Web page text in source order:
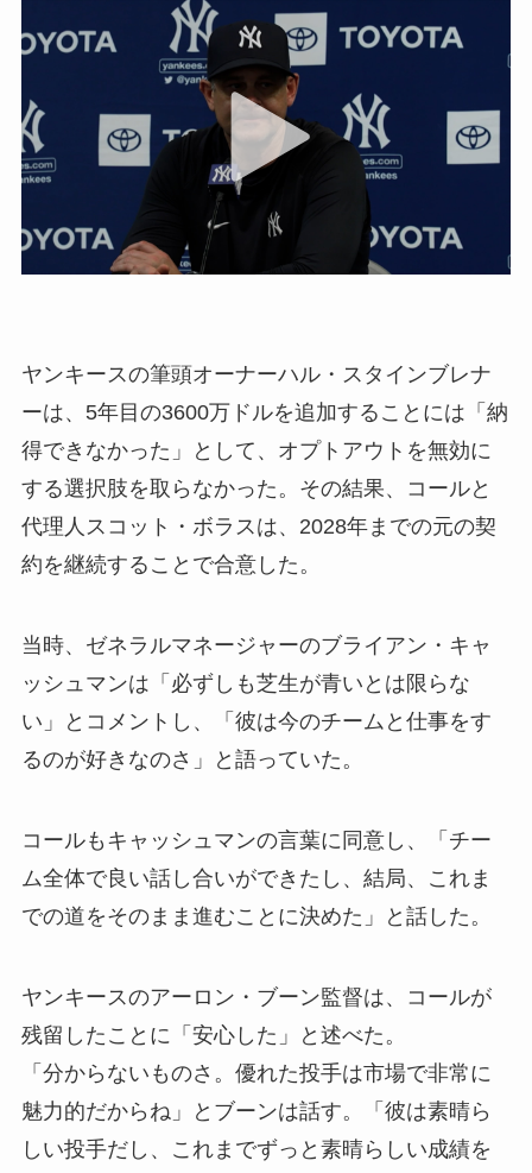
ヤンキースの筆頭オーナーハル・スタインブレナ
ーは、5年目の3600万ドルを追加することには「納
得できなかった」として、オプトアウトを無効に
する選択肢を取らなかった。その結果、コールと
代理人スコット・ボラスは、2028年までの元の契
約を継続することで合意した。
当時、ゼネラルマネージャーのブライアン・キャ
ッシュマンは「必ずしも芝生が青いとは限らな
い」とコメントし、「彼は今のチームと仕事をす
るのが好きなのさ」と語っていた。
コールもキャッシュマンの言葉に同意し、「チー
ム全体で良い話し合いができたし、結局、これま
での道をそのまま進むことに決めた」と話した。
ヤンキースのアーロン・ブーン監督は、コールが
残留したことに「安心した」と述べた。
「分からないものさ。優れた投手は市場で非常に
魅力的だからね」とブーンは話す。「彼は素晴ら
しい投手だし、これまでずっと素晴らしい成績を